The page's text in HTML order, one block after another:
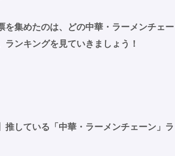
を集めたのは、どの中華・ラーメンチェー
ンキングを見ていきましょう！
推している「中華・ラーメンチェーン」ラ